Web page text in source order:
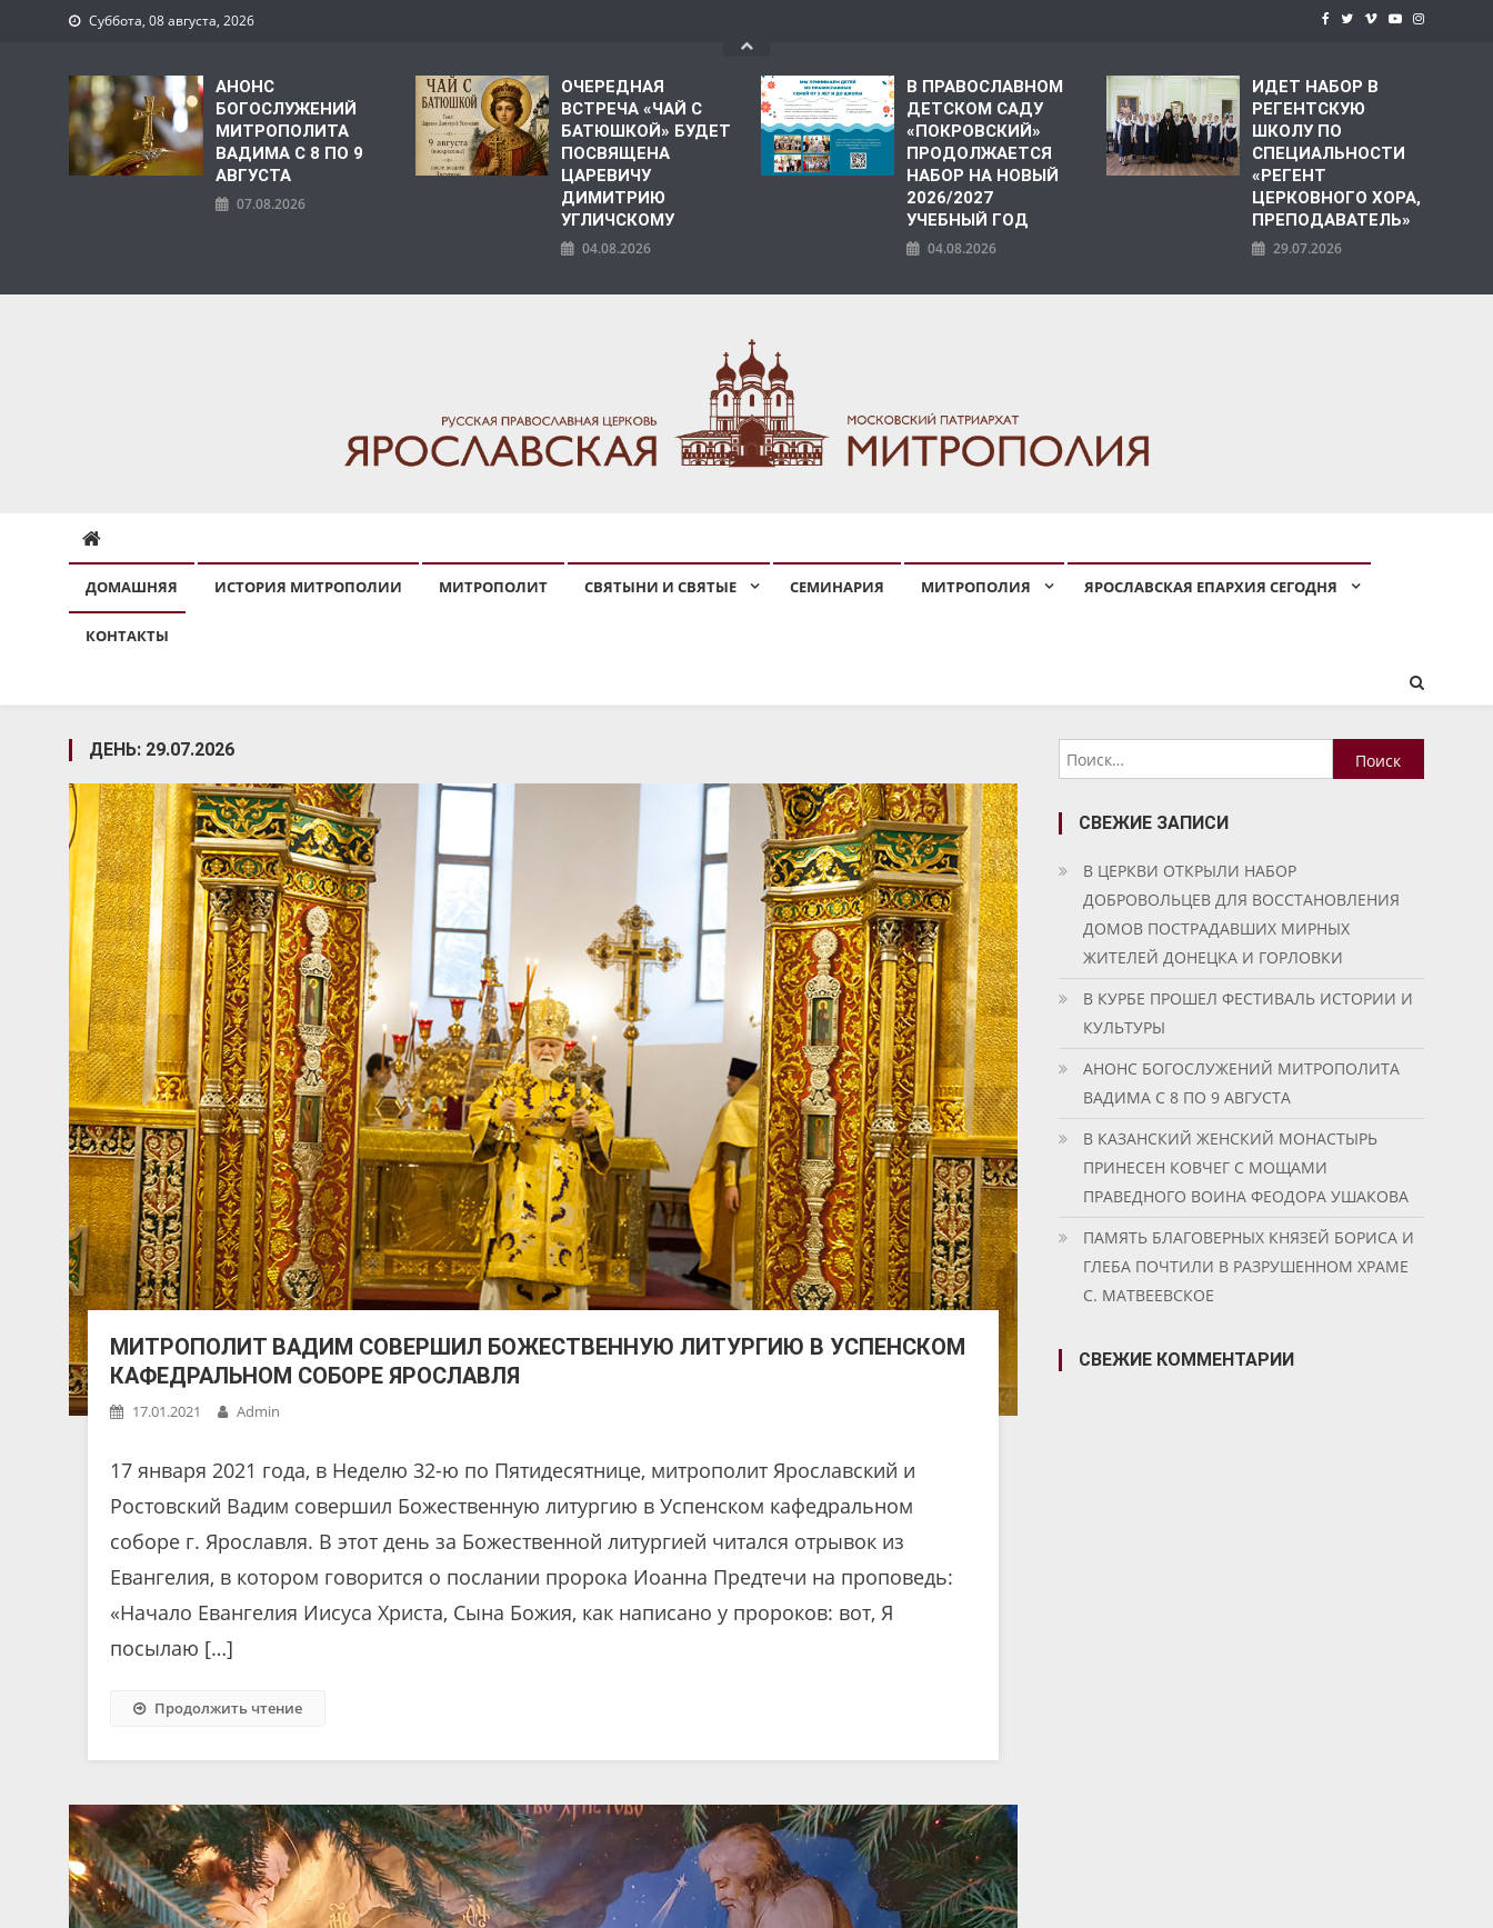
Суббота, 08 августа, 2026
АНОНС
БОГОСЛУЖЕНИЙ
МИТРОПОЛИТА
ВАДИМА С 8 ПО 9
АВГУСТА
07.08.2026
ОЧЕРЕДНАЯ
ВСТРЕЧА «ЧАЙ С
БАТЮШКОЙ» БУДЕТ
ПОСВЯЩЕНА
ЦАРЕВИЧУ
ДИМИТРИЮ
УГЛИЧСКОМУ
04.08.2026
В ПРАВОСЛАВНОМ
ДЕТСКОМ САДУ
«ПОКРОВСКИЙ»
ПРОДОЛЖАЕТСЯ
НАБОР НА НОВЫЙ
2026/2027
УЧЕБНЫЙ ГОД
04.08.2026
ИДЕТ НАБОР В
РЕГЕНТСКУЮ
ШКОЛУ ПО
СПЕЦИАЛЬНОСТИ
«РЕГЕНТ
ЦЕРКОВНОГО ХОРА,
ПРЕПОДАВАТЕЛЬ»
29.07.2026
ДОМАШНЯЯ ИСТОРИЯ МИТРОПОЛИИ МИТРОПОЛИТ СВЯТЫНИ И СВЯТЫЕ СЕМИНАРИЯ МИТРОПОЛИЯ ЯРОСЛАВСКАЯ ЕПАРХИЯ СЕГОДНЯ
КОНТАКТЫ
ДЕНЬ: 29.07.2026
МИТРОПОЛИТ ВАДИМ СОВЕРШИЛ БОЖЕСТВЕННУЮ ЛИТУРГИЮ В УСПЕНСКОМ
КАФЕДРАЛЬНОМ СОБОРЕ ЯРОСЛАВЛЯ
17.01.2021 Admin
17 января 2021 года, в Неделю 32-ю по Пятидесятнице, митрополит Ярославский и
Ростовский Вадим совершил Божественную литургию в Успенском кафедральном
соборе г. Ярославля. В этот день за Божественной литургией читался отрывок из
Евангелия, в котором говорится о послании пророка Иоанна Предтечи на проповедь:
«Начало Евангелия Иисуса Христа, Сына Божия, как написано у пророков: вот, Я
посылаю […]
Продолжить чтение
Найти:
СВЕЖИЕ ЗАПИСИ
В ЦЕРКВИ ОТКРЫЛИ НАБОР
ДОБРОВОЛЬЦЕВ ДЛЯ ВОССТАНОВЛЕНИЯ
ДОМОВ ПОСТРАДАВШИХ МИРНЫХ
ЖИТЕЛЕЙ ДОНЕЦКА И ГОРЛОВКИ
В КУРБЕ ПРОШЕЛ ФЕСТИВАЛЬ ИСТОРИИ И
КУЛЬТУРЫ
АНОНС БОГОСЛУЖЕНИЙ МИТРОПОЛИТА
ВАДИМА С 8 ПО 9 АВГУСТА
В КАЗАНСКИЙ ЖЕНСКИЙ МОНАСТЫРЬ
ПРИНЕСЕН КОВЧЕГ С МОЩАМИ
ПРАВЕДНОГО ВОИНА ФЕОДОРА УШАКОВА
ПАМЯТЬ БЛАГОВЕРНЫХ КНЯЗЕЙ БОРИСА И
ГЛЕБА ПОЧТИЛИ В РАЗРУШЕННОМ ХРАМЕ
С. МАТВЕЕВСКОЕ
СВЕЖИЕ КОММЕНТАРИИ